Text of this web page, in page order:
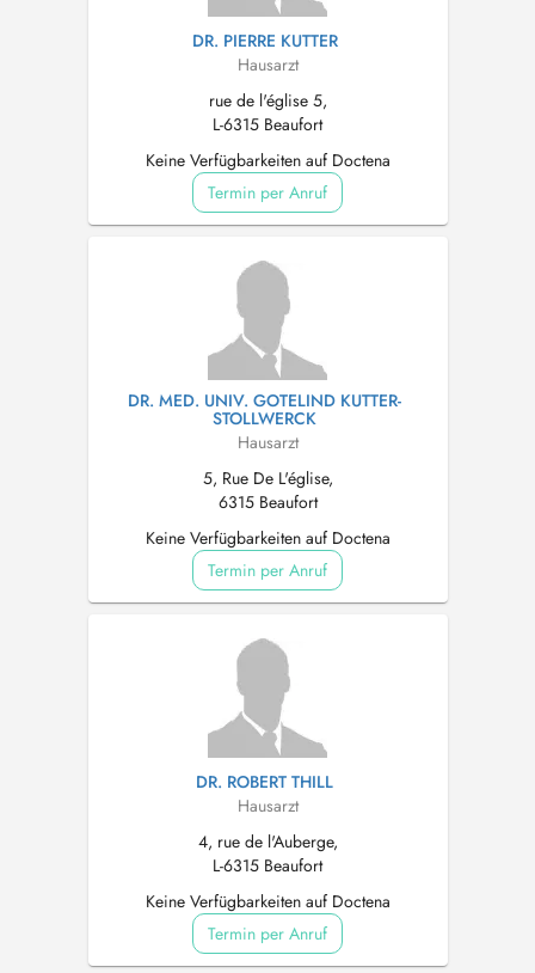
DR. PIERRE KUTTER
Hausarzt
rue de l'église 5,
L-6315 Beaufort
Keine Verfügbarkeiten auf Doctena
Termin per Anruf
DR. MED. UNIV. GOTELIND KUTTER-
STOLLWERCK
Hausarzt
5, Rue De L'église,
6315 Beaufort
Keine Verfügbarkeiten auf Doctena
Termin per Anruf
DR. ROBERT THILL
Hausarzt
4, rue de l'Auberge,
L-6315 Beaufort
Keine Verfügbarkeiten auf Doctena
Termin per Anruf